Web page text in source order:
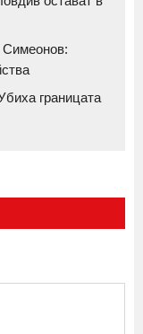
границата